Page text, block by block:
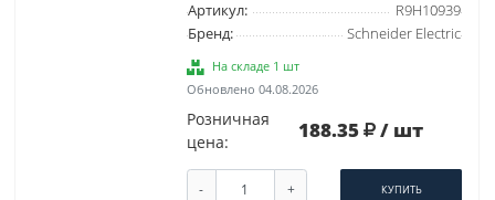
Артикул:
R9H10939
Бренд:
Schneider Electric
На складе 1 шт
Обновлено 04.08.2026
Розничная
цена:
188.35 / шт
- + КУПИТЬ